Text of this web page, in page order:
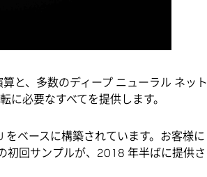
と、多数のディープ ニューラル ネット
必要なすべてを提供します。
ベースに構築されています。お客様に
初回サンプルが、2018 年半ばに提供さ